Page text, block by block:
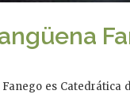
es Catedrática